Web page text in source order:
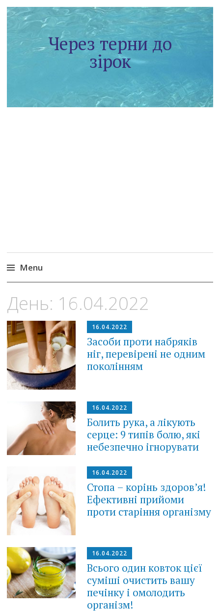
Через терни до
зірок
Menu
to
content
День: 16.04.2022
16.04.2022
Засоби проти набряків
ніг, перевірені не одним
поколінням
16.04.2022
Болить рука, а лікують
серце: 9 типів болю, які
небезпечно ігнорувати
16.04.2022
Стопа – корінь здоров’я!
Ефективні прийоми
проти старіння організму
16.04.2022
Всього один ковток цієї
суміші очистить вашу
печінку і омолодить
організм!